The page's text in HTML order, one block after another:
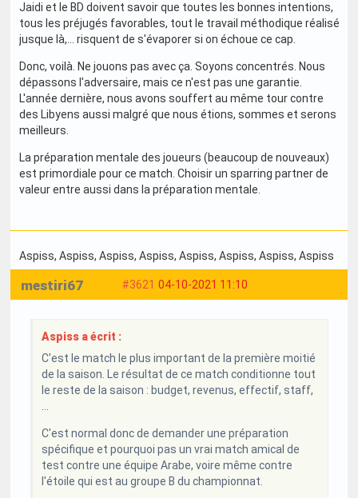
Jaidi et le BD doivent savoir que toutes les bonnes intentions,
tous les préjugés favorables, tout le travail méthodique réalisé
jusque là,... risquent de s'évaporer si on échoue ce cap.
Donc, voilà. Ne jouons pas avec ça. Soyons concentrés. Nous
dépassons l'adversaire, mais ce n'est pas une garantie.
L'année dernière, nous avons souffert au même tour contre
des Libyens aussi malgré que nous étions, sommes et serons
meilleurs.
La préparation mentale des joueurs (beaucoup de nouveaux)
est primordiale pour ce match. Choisir un sparring partner de
valeur entre aussi dans la préparation mentale.
Aspiss, Aspiss, Aspiss, Aspiss, Aspiss, Aspiss, Aspiss, Aspiss
#3621 04-10-2021 11:10
mestiri67
Aspiss a écrit :
C'est le match le plus important de la première moitié
de la saison. Le résultat de ce match conditionne tout
le reste de la saison : budget, revenus, effectif, staff,
C'est normal donc de demander une préparation
spécifique et pourquoi pas un vrai match amical de
test contre une équipe Arabe, voire même contre
l'étoile qui est au groupe B du championnat.